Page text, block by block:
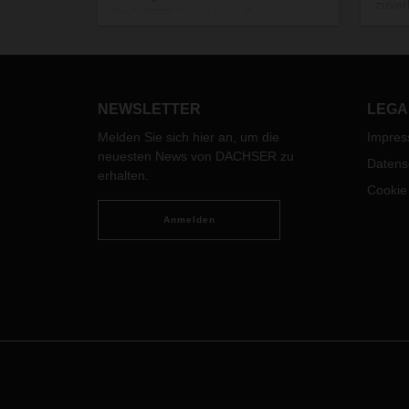
und
NEWSLETTER
Melden Sie sich hier an, um die
neuesten News von DACHSER zu
erhalten.
Anmelden